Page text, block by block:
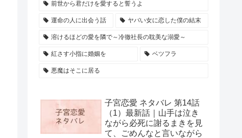
前世から君だけを愛すると誓うよ
運命の人に出会う話 ヤバい女に恋した僕の結末
溶けるほどの愛を隣で～冷徹社長の耽美な溺愛～
紅さす小指に婚姻を ベツフラ
悪魔はそこに居る
子宮恋愛 ネタバレ 第14話
（1）最新話｜山手は泣き
ながら必死に謝るまきを見
て、ごめんなと言いながら